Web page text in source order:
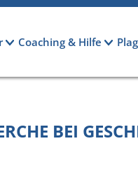
Coaching & Hilfe
BEI